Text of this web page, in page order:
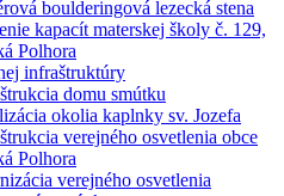
boulderingová lezecká stena
kapacít materskej školy č. 129,
Polhora
infraštruktúry
domu smútku
okolia kaplnky sv. Jozefa
verejného osvetlenia obce
Polhora
verejného osvetlenia